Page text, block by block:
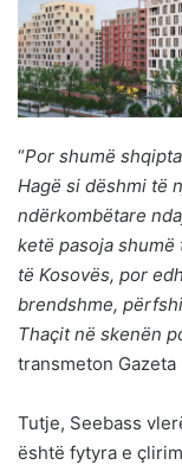
“Por shumë
Hagë si dëshmi të
ndërkombëtare
ketë pasoja
të Kosovës, por
brendshme,
Thaçit në skenën
transmeton Gazeta
Tutje, Seebass
është fytyra e